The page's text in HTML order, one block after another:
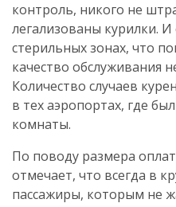
контроль, никого не
легализованы курилки.
стерильных зонах, что
качество обслуживания
Количество случаев
в тех аэропортах, где
комнаты.
По поводу размера
отмечает, что всегда в
пассажиры, которым не